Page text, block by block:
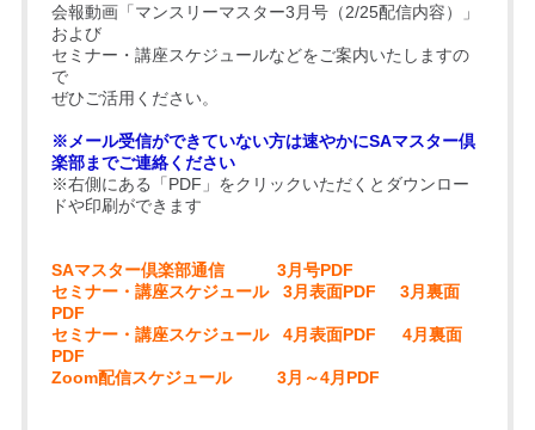
会報動画「マンスリーマスター3月号（2/25配信内容）」
および
セミナー・講座スケジュールなどをご案内いたしますの
で
ぜひご活用ください。
※メール受信ができていない方は速やかにSAマスター倶
楽部までご連絡ください
※右側にある「PDF」をクリックいただくとダウンロー
ドや印刷ができます
SAマスター倶楽部通信 3月号PDF
セミナー・講座スケジュール 3月表面PDF
3月裏面
PDF
セミナー・講座スケジュール 4月表面PDF
4月裏面
PDF
Zoom配信スケジュール 3月～4月PDF